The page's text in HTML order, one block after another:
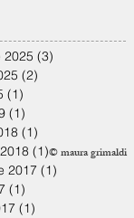
2025 (3)
(2)
(1)
(1)
(1)
(1)1 post
2017 (1)
(1)
(1)
© maura grimaldi